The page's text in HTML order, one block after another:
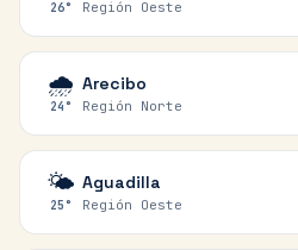
26° Región Oeste
🌧️
24°
Arecibo
Región Norte
🌤️
25°
Aguadilla
Región Oeste